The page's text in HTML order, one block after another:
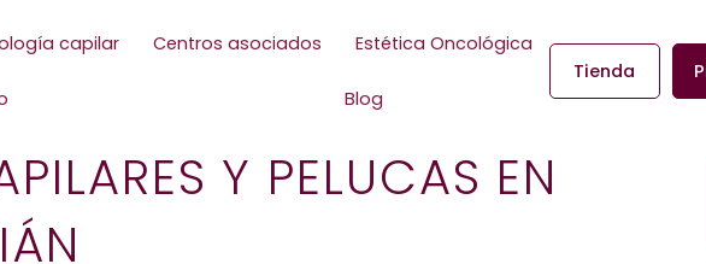
capilar Centros asociados Estética Oncológica
Blog
Tienda
Y PELUCAS EN